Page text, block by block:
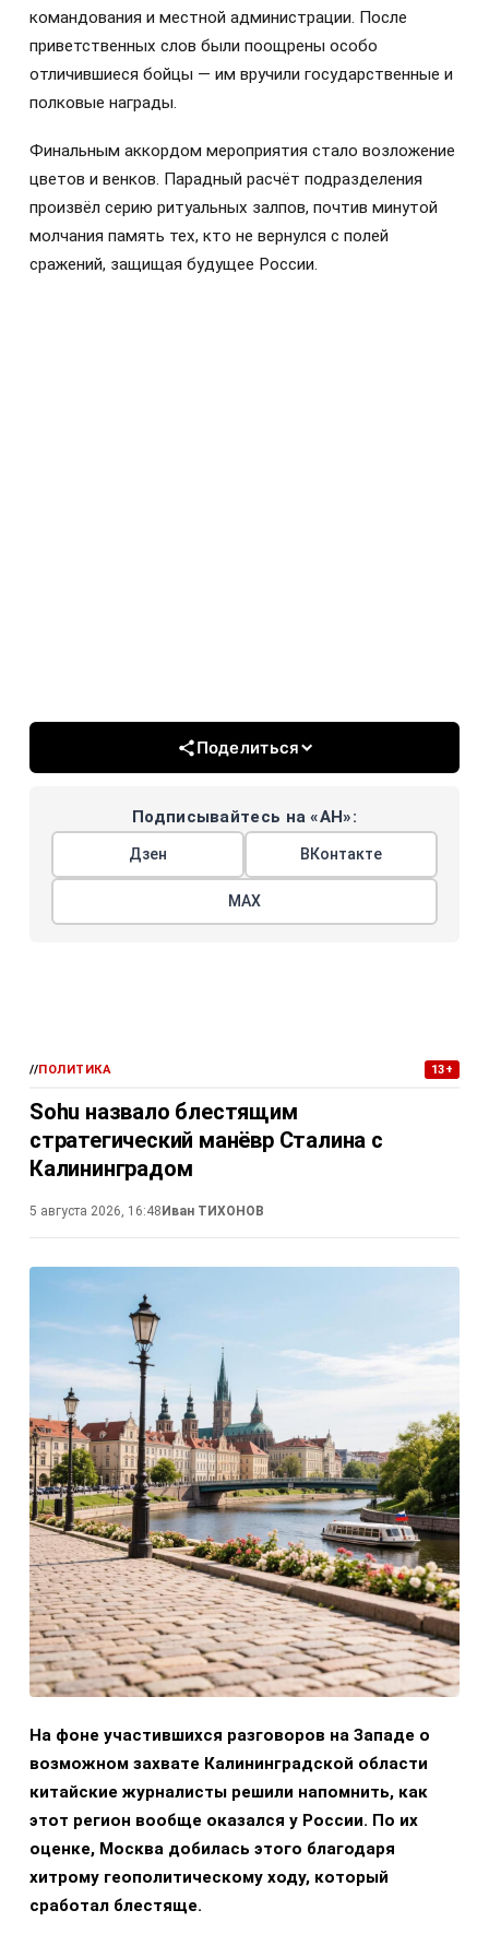
командования и местной администрации. После
приветственных слов были поощрены особо
отличившиеся бойцы — им вручили государственные и
полковые награды.
Финальным аккордом мероприятия стало возложение
цветов и венков. Парадный расчёт подразделения
произвёл серию ритуальных залпов, почтив минутой
молчания память тех, кто не вернулся с полей
сражений, защищая будущее России.
Поделиться
Подписывайтесь на «АН»:
Дзен ВКонтакте
МАХ
//ПОЛИТИКА 13+
Sohu назвало блестящим
стратегический манёвр Сталина с
Калининградом
5 августа 2026, 16:48 Иван ТИХОНОВ
На фоне участившихся разговоров на Западе о
возможном захвате Калининградской области
китайские журналисты решили напомнить, как
этот регион вообще оказался у России. По их
оценке, Москва добилась этого благодаря
хитрому геополитическому ходу, который
сработал блестяще.